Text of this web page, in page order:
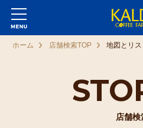
店舗検
ホーム 店舗検索TOP 地図とリス